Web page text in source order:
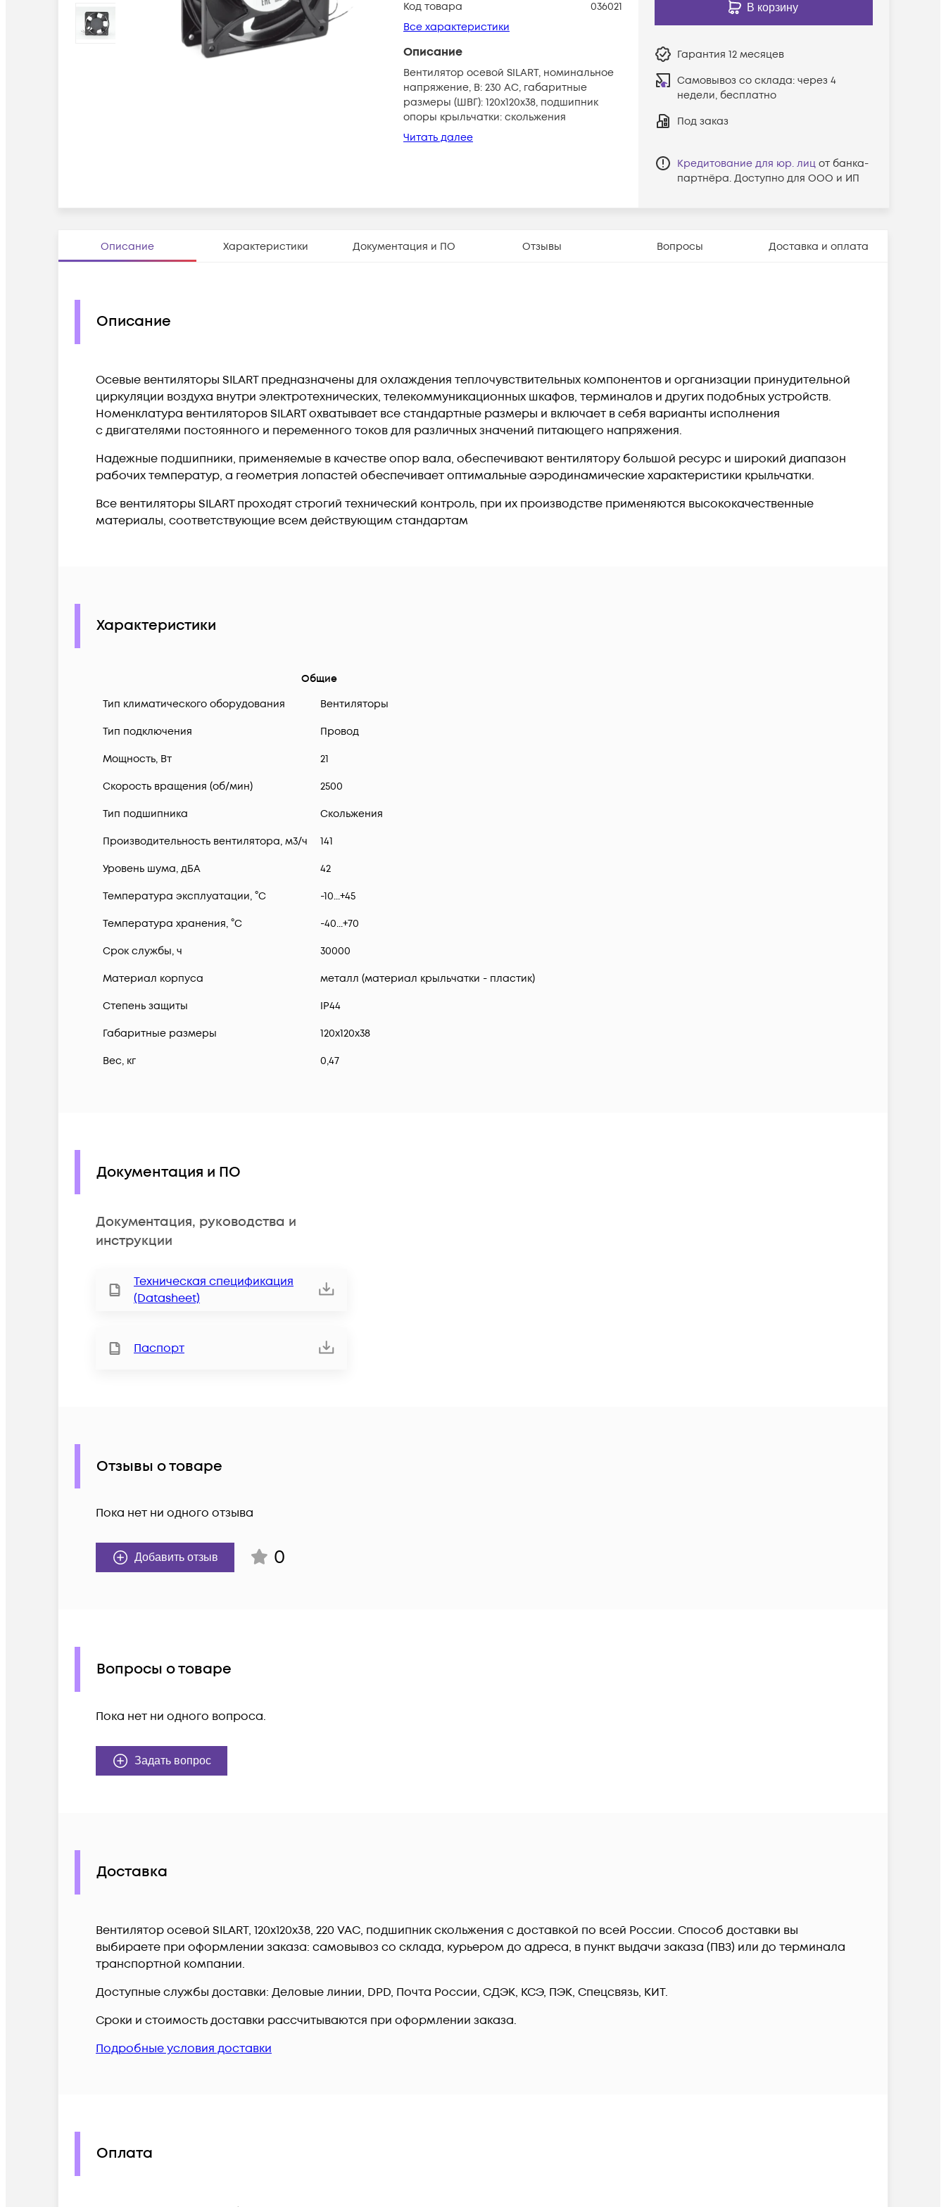
Код товара
036021
Все характеристики
Описание
Вентилятор осевой SILART, номинальное
напряжение, В: 230 AC, габаритные
размеры (ШВГ): 120х120х38, подшипник
опоры крыльчатки: скольжения
Читать далее
В корзину
Гарантия 12 месяцев
Самовывоз со склада: через 4
недели, бесплатно
Под заказ
Кредитование для юр. лиц от банка-
партнёра. Доступно для ООО и ИП
Описание Характеристики Документация и ПО Отзывы Вопросы Доставка и оплата
Описание
Осевые вентиляторы SILART предназначены для охлаждения теплочувствительных компонентов и организации принудительной
циркуляции воздуха внутри электротехнических, телекоммуникационных шкафов, терминалов и других подобных устройств.
Номенклатура вентиляторов SILART охватывает все стандартные размеры и включает в себя варианты исполнения
с двигателями постоянного и переменного токов для различных значений питающего напряжения.
Надежные подшипники, применяемые в качестве опор вала, обеспечивают вентилятору большой ресурс и широкий диапазон
рабочих температур, а геометрия лопастей обеспечивает оптимальные аэродинамические характеристики крыльчатки.
Все вентиляторы SILART проходят строгий технический контроль, при их производстве применяются высококачественные
материалы, соответствующие всем действующим стандартам
Характеристики
Общие
Тип климатического оборудования
Вентиляторы
Тип подключения Провод
Мощность, Вт 21
Скорость вращения (об/мин) 2500
Тип подшипника Скольжения
Производительность вентилятора, м3/ч 141
Уровень шума, дБА 42
Температура эксплуатации, °С -10...+45
Температура хранения, °С -40...+70
Срок службы, ч 30000
Материал корпуса металл (материал крыльчатки - пластик)
Степень защиты IP44
Габаритные размеры 120х120х38
Вес, кг 0,47
Документация и ПО
Документация, руководства и
инструкции
Техническая спецификация
(Datasheet)
Паспорт
Отзывы о товаре
Пока нет ни одного отзыва
Добавить отзыв 0
Вопросы о товаре
Пока нет ни одного вопроса.
Задать вопрос
Доставка
Вентилятор осевой SILART, 120x120x38, 220 VAC, подшипник скольжения c доставкой по всей России. Способ доставки вы
выбираете при оформлении заказа: самовывоз со склада, курьером до адреса, в пункт выдачи заказа (ПВЗ) или до терминала
транспортной компании.
Доступные службы доставки: Деловые линии, DPD, Почта России, СДЭК, КСЭ, ПЭК, Спецсвязь, КИТ.
Сроки и стоимость доставки рассчитываются при оформлении заказа.
Подробные условия доставки
Оплата